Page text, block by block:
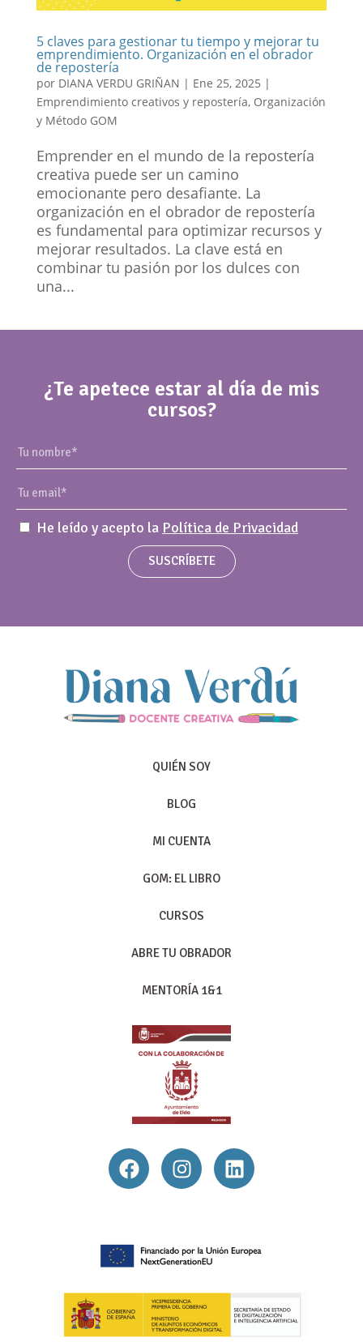
5 claves para gestionar tu tiempo y mejorar tu
emprendimiento. Organización en el obrador
de repostería
por DIANA VERDU GRIÑAN | Ene 25, 2025 |
Emprendimiento creativos y repostería, Organización
y Método GOM
Emprender en el mundo de la repostería
creativa puede ser un camino
emocionante pero desafiante. La
organización en el obrador de repostería
es fundamental para optimizar recursos y
mejorar resultados. La clave está en
combinar tu pasión por los dulces con
una...
¿Te apetece estar al día de mis
cursos?
He leído y acepto la Política de Privacidad
SUSCRÍBETE
QUIÉN SOY
BLOG
MI CUENTA
GOM: EL LIBRO
CURSOS
ABRE TU OBRADOR
MENTORÍA 1&1